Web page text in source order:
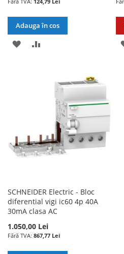
Adauga în cos
ADAUGATI
COMPARARE
SCHNEIDER Electric - Bloc
diferential vigi ic60 4p 40A
30mA clasa AC
1.050,00 Lei
867,77 Lei